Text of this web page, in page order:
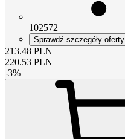
102572
Sprawdź szczegóły oferty
213.48 PLN
220.53 PLN
-3%